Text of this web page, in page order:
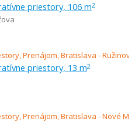
priestory, 106 m2
priestory, 13 m2